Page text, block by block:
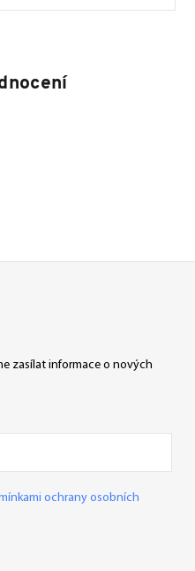
zasílat informace o nových
ochrany osobních